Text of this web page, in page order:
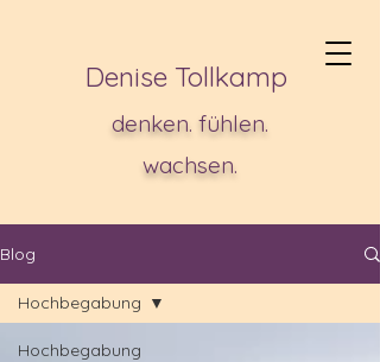
Denise Tollkamp
denken. fühlen.
wachsen.
Blog
Hochbegabung
Hochbegabung